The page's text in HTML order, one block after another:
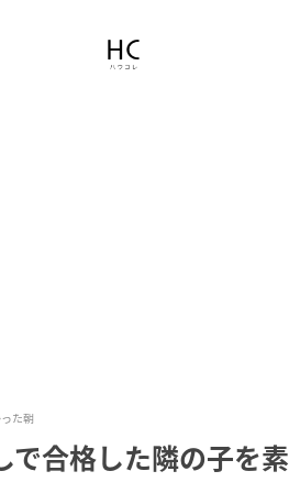
た朝
で合格した隣の子を素